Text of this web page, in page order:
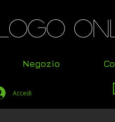
Negozio
Accedi